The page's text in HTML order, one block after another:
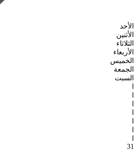
الأحد
الأثنين
الثلاثاء
الأربعاء
الخميس
الجمعة
السبت
31